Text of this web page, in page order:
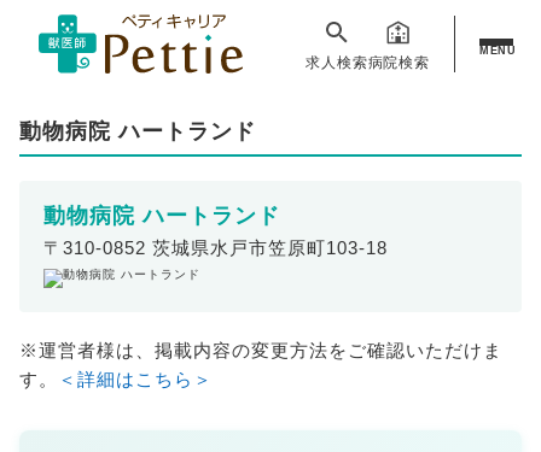
求人検索病院検索
MENU
動物病院 ハートランド
動物病院 ハートランド
〒310-0852 茨城県水戸市笠原町103-18
※運営者様は、掲載内容の変更方法をご確認いただけま
す。
＜詳細はこちら＞